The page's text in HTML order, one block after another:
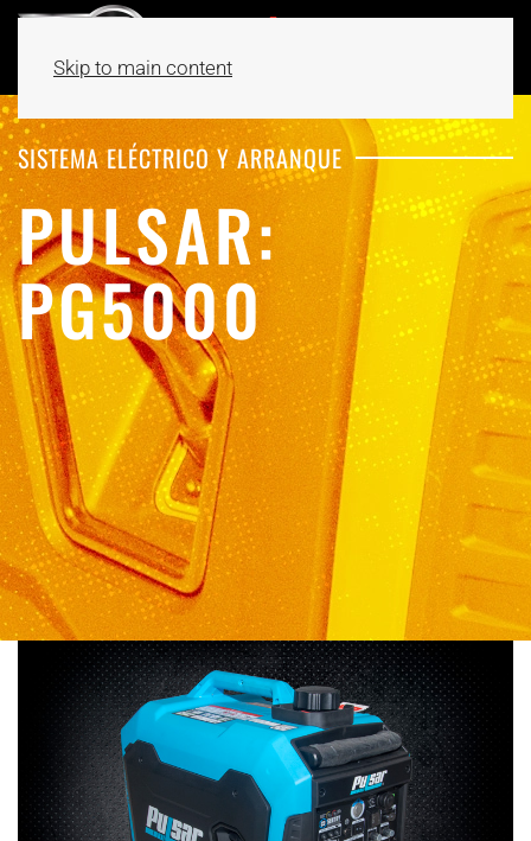
Skip to main content
SISTEMA ELÉCTRICO Y ARRANQUE
PULSAR:
PG5000